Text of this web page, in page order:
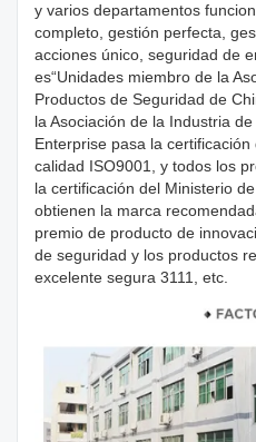
y varios departamentos
completo, gestión perfecta,
acciones único, seguridad de
es“Unidades miembro de la
Productos de Seguridad de
la Asociación de la Industria
Enterprise pasa la
calidad ISO9001, y todos los
la certificación del Ministerio
obtienen la marca
premio de producto de
de seguridad y los productos
excelente segura 3111, etc.